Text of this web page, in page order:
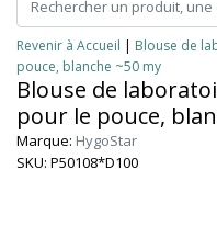
Revenir à Accueil | Blouse de
pouce, blanche ~50 my
Blouse de
pour le pouce,
Marque: HygoStar
SKU: P50108*D100